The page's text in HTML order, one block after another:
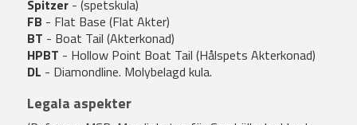
Spitzer - (spetskula)
FB - Flat Base (Flat Akter)
BT - Boat Tail (Akterkonad)
HPBT - Hollow Point Boat Tail (Hålspets Akterkonad)
DL - Diamondline. Molybelagd kula.
Legala aspekter